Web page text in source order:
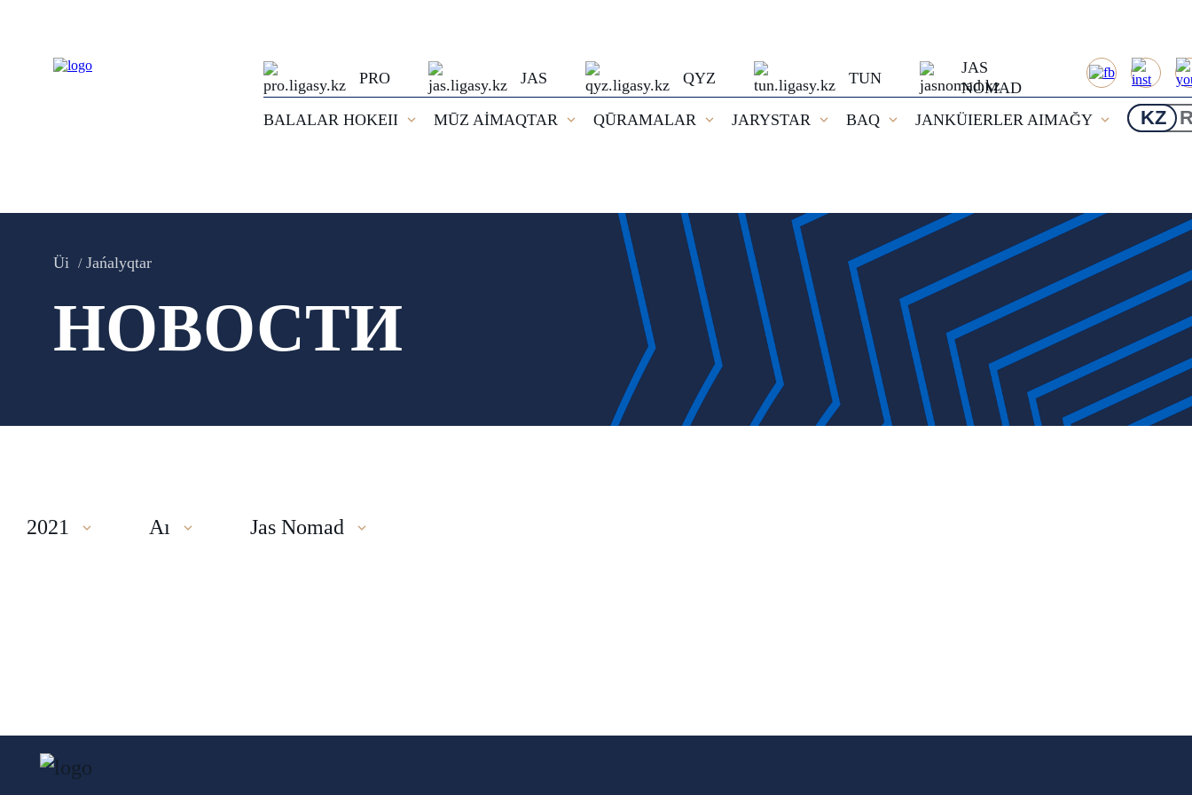
PRO JAS QYZ TUN
JAS
NOMAD
BALALAR HOKEII
MŪZ AİMAQTAR QŪRAMALAR JARYSTAR BAQ JANKÜIERLER AIMAĞY KZ
Üi Jańalyqtar
НОВОСТИ
2021 Aı Jas Nomad